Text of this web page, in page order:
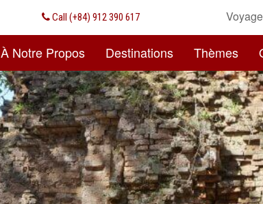
Call (+84) 912 390 617
À Notre Propos Destinations Thèmes